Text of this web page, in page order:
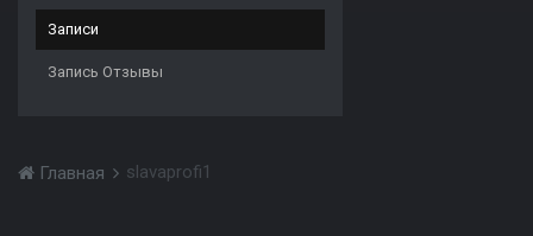
Записи
Запись Отзывы
Главная slavaprofi1